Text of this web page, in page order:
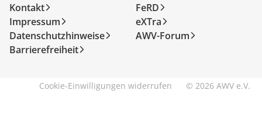
Kontakt
Impressum
Datenschutzhinweise
Barrierefreiheit
FeRD
eXTra
AWV-Forum
Cookie-Einwilligungen widerrufen © 2026 AWV e.V.